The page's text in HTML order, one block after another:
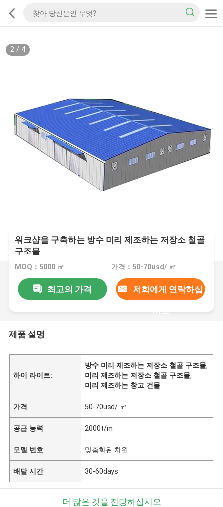
2/ 4
워크샵을 구축하는 방수 미리 제조하는 저장소 철골
구조물
MOQ：5000 ㎡ 가격：50-70usd/ ㎡
최고의 가격 저희에게 연락하십
시오
제품 설명
하이 라이트:
방수 미리 제조하는 저장소 철골 구조물,
미리 제조하는 저장소 철골 구조물,
미리 제조하는 창고 건물
가격 50-70usd/ ㎡
공급 능력 2000t/m
모델 번호 맞춤화된 차원
배달 시간 30-60days
더 많은 것을 전망하십시오